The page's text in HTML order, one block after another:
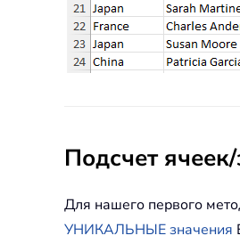
Подсчет
Для нашего первого
УНИКАЛЬНЫЕ значения